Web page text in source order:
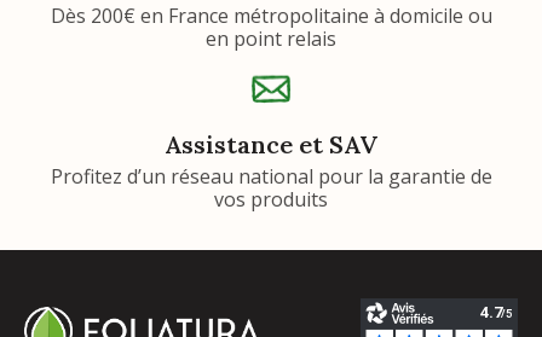
Dès 200€ en France métropolitaine à domicile ou
en point relais
Assistance et SAV
Profitez d’un réseau national pour la garantie de
vos produits